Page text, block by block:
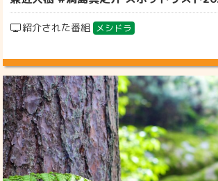
紹介された番組 メシドラ